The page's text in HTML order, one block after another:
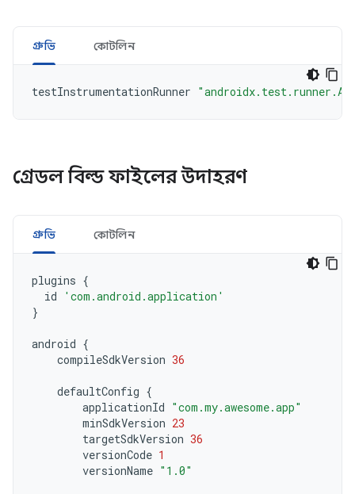
গ্রুভি কোটলিন
testInstrumentationRunner
গ্রেডল বিল্ড ফাইলের উদাহরণ
গ্রুভি কোটলিন
plugins {
id
'com.android.application'
}
android {
compileSdkVersion 36
defaultConfig {
applicationId "com.my.awesome.app"
minSdkVersion 23
targetSdkVersion 36
versionCode 1
versionName "1.0"